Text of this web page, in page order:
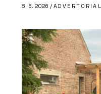
8. 6. 2026 / ADVERTORIAL